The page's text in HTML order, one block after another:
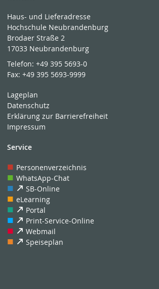
Haus- und Lieferadresse
Hochschule Neubrandenburg
Brodaer Straße 2
17033 Neubrandenburg
Telefon:+49 395 5693-0
Fax:+49 395 5693-9999
Lageplan
Datenschutz
Erklärung zur Barrierefreiheit
Impressum
Service
Personenverzeichnis
WhatsApp-Chat
SB-Online
eLearning
Portal
Print-Service-Online
Webmail
Speiseplan